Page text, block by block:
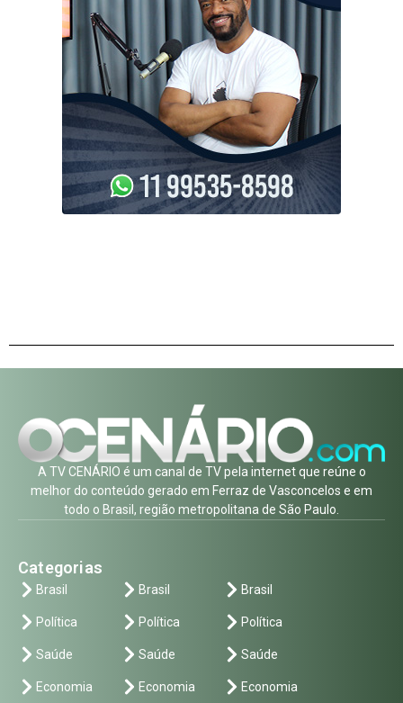
A TV CENÁRIO é um canal de TV pela internet que reúne o
melhor do conteúdo gerado em Ferraz de Vasconcelos e em
todo o Brasil, região metropolitana de São Paulo.
Categorias
Brasil
Política
Saúde
Economia
Brasil
Política
Saúde
Economia
Brasil
Política
Saúde
Economia